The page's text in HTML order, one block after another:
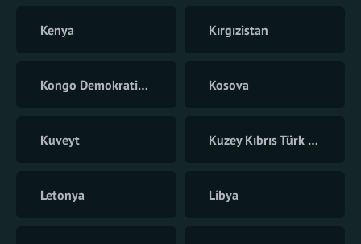
Kenya Kırgızistan
Kongo Demokratik Cumhuriyeti Kosova
Kuveyt Kuzey Kıbrıs Türk Cumhuriyeti
Letonya Libya